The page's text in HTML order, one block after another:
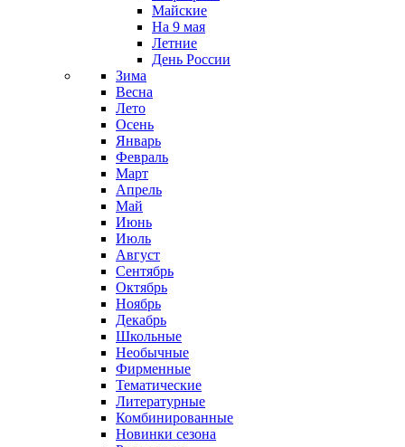
Майские
На 9 мая
Летние
День России
Зима
Весна
Лето
Осень
Январь
Февраль
Март
Апрель
Май
Июнь
Июль
Август
Сентябрь
Октябрь
Ноябрь
Декабрь
Школьные
Необычные
Фирменные
Тематические
Литературные
Комбинированные
Новинки сезона